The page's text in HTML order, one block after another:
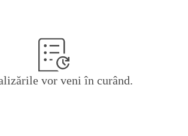
vor veni în curând.